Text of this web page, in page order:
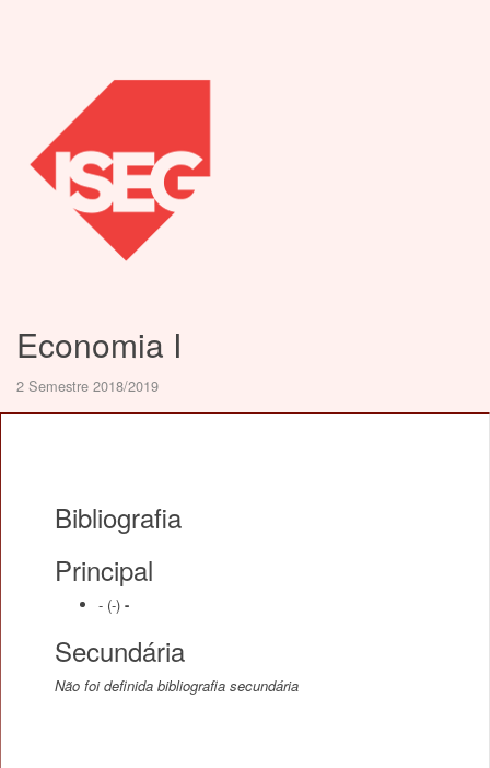
Economia I
2 Semestre 2018/2019
Bibliografia
Principal
- (-) -
Secundária
Não foi definida bibliografia secundária